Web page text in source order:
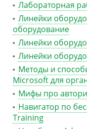
Лабораторная
Линейки
оборудование
Линейки
Линейки
Методы и
Microsoft для
Мифы про
Навигатор по
Training